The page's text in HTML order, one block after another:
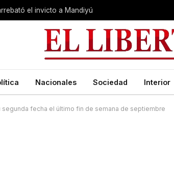
el invicto a Mandiyú
Nacionales Sociedad Interior
segunda fecha el último fin de semana de septiembre